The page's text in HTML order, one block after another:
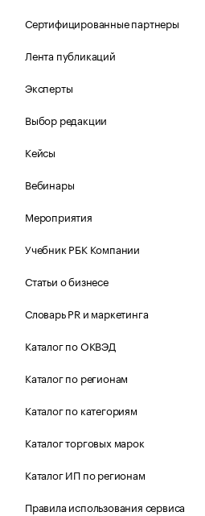
Сертифицированные партнеры
Лента публикаций
Эксперты
Выбор редакции
Кейсы
Вебинары
Мероприятия
Учебник РБК Компании
Статьи о бизнесе
Словарь PR и маркетинга
Каталог по ОКВЭД
Каталог по регионам
Каталог по категориям
Каталог торговых марок
Каталог ИП по регионам
Правила использования сервиса